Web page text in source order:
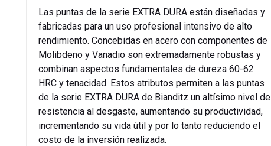
Las puntas de la serie EXTRA DURA están diseñadas y
fabricadas para un uso profesional intensivo de alto
rendimiento. Concebidas en acero con componentes de
Molibdeno y Vanadio son extremadamente robustas y
combinan aspectos fundamentales de dureza 60-62
HRC y tenacidad. Estos atributos permiten a las puntas
de la serie EXTRA DURA de Bianditz un altísimo nivel de
resistencia al desgaste, aumentando su productividad,
incrementando su vida útil y por lo tanto reduciendo el
costo de la inversión realizada.